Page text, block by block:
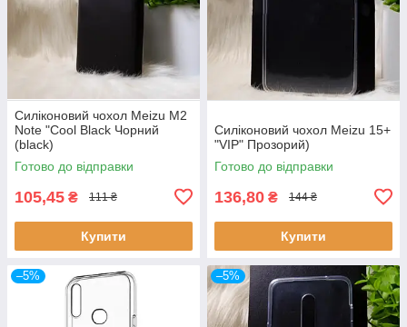
Силіконовий чохол Meizu M2
Note "Cool Black Чорний
(black)
Готово до відправки
105,45 ₴ 111 ₴
Купити
Силіконовий чохол Meizu 15+
"VIP" Прозорий)
Готово до відправки
136,80 ₴ 144 ₴
Купити
–5% –5%